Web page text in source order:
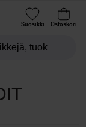
Suosikki Ostoskori